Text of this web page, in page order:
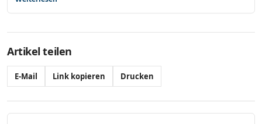
Artikel teilen
E-Mail Link kopieren Drucken